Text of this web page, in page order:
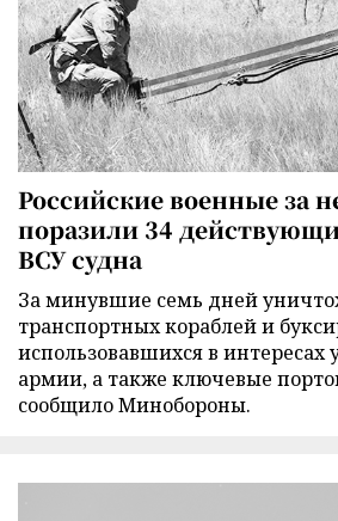
Российские военные за
поразили 34
ВСУ судна
За минувшие семь дней
транспортных кораблей и
использовавшихся в интересах
армии, а также ключевые
сообщило Минобороны.